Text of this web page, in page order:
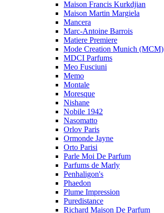
Maison Francis Kurkdjian
Maison Martin Margiela
Mancera
Marc-Antoine Barrois
Matiere Premiere
Mode Creation Munich (MCM)
MDCI Parfums
Meo Fusciuni
Memo
Montale
Moresque
Nishane
Nobile 1942
Nasomatto
Orlov Paris
Ormonde Jayne
Orto Parisi
Parle Moi De Parfum
Parfums de Marly
Penhaligon's
Phaedon
Plume Impression
Puredistance
Richard Maison De Parfum